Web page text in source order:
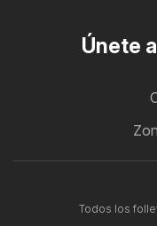
Únete
Todos los